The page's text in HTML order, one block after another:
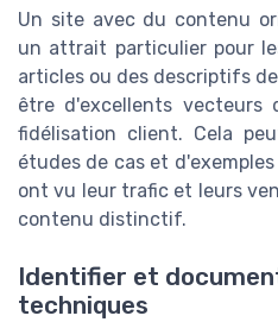
Un site avec du contenu
un attrait particulier pour
articles ou des descriptifs
être d'excellents
fidélisation client. Cela
études de cas et
ont vu leur trafic et leurs
contenu distinctif.
Identifier et
techniques